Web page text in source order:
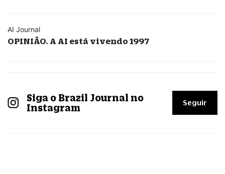
AI Journal
OPINIÃO. A AI está vivendo 1997
Siga o Brazil Journal no
Instagram
Seguir